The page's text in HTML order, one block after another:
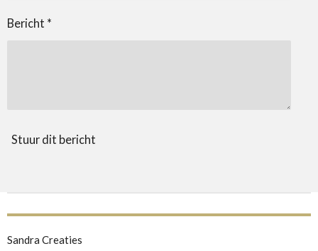
Bericht *
Stuur dit bericht
Sandra Creaties